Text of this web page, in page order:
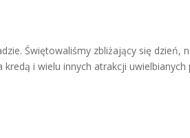
Świętowaliśmy zbliżający się
i wielu innych atrakcji